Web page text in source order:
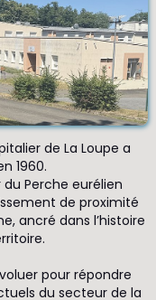
de La Loupe a
1960.
Perche eurélien
de proximité
ancré dans l’histoire
pour répondre
du secteur de la